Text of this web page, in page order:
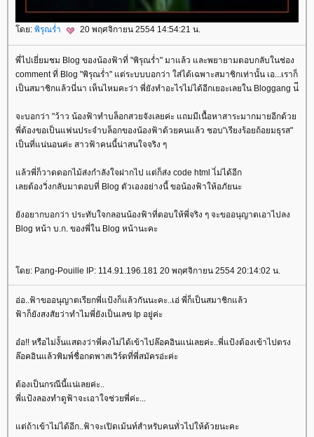
ดย: พิรุณร่ำ 20 พฤศจิกายน 2554 14:54:21 น.
พี่ไปเยี่ยมชม Blog ของน้องฟ้าที่ "พิรุณร่ำ" มาแล้ว และพยายามตอบกลับในช่อง
comment ที่ Blog "พิรุณร่ำ" แต่ระบบบอกว่า ใส่ได้เฉพาะสมาชิกเท่านั้น เอ...เราก็
เป็นสมาชิกแล้วนี่นา เห็นไหมคะว่า พี่ยังทำอะไรไม่ได้อีกเยอะเลยใน Bloggang น่ี
จะบอกว่า "ว้าว น้องฟ้าทำบล็อกสวยจังเลยค่ะ แถมมีเนื้อหาสาระมากมายอีกด้ว
พี่ต้องขอเป็นแฟนประจำบล็อกของน้องฟ้าด้วยคนแล้ว ชอบ"เรียงร้อยถ้อยมธุรส"
เป็นที่แน่นอนค่ะ สาวฟ้าคนนี้น่าสนใจจริง ๆ
ล้วพี่ก็วาดดอกไม้ส่งกำลังใจฝากไป แต่ก็ส่ง code html ไ่ม่ได้อีก
เลยต้องวิ่งกลับมาตอบที่ Blog ตัวเองอย่างนี้ ขอน้องฟ้าให้อภัยนะ
ังอยากบอกว่า ประทับใจกลอนน้องฟ้าที่ตอบให้พี่จริง ๆ จะขออนุญาตเอาไปลง
Blog หน้า บ.ก. ของพี่ใน Blog หน้านะคะ
ดย: Pang-Pouille IP: 114.91.196.181 20 พฤศจิกายน 2554 20:14:02 น.
อ่อ..ฟ้าขออนุญาตเรียกพี่แป้งก็แล้วกันนะคะ..เอ่ พี่ก็เป็นสมาชิกแล้ว
ฟ้าก็ยังสงสัยว่าทำไมพี่ยังเป็นเลข Ip อยู่ค่ะ
อ๋อ!! หรือไม่งั้นแสดงว่าพี่คงไม่ได้เข้าไปล๊อคอินแน่เลยค่ะ..พี่แป้งต้องเข้าไปตรง
ล๊อคอินแล้วพิมพ์ชื่อกดพาสเวิร์ดที่พี่สมัครอ่ะค่ะ
ต้องเป็นกรณีนี้แน่เลยค่ะ..
พี่แป้งลองทำดูฟ้าจะเอาใจช่วยพี่ค่ะ...
ต่ถ้าเข้าไม่ได้อีก..ฟ้าจะเปิดเม้นท์สำหรับคนทั่วไปให้ด้วยนะคะ